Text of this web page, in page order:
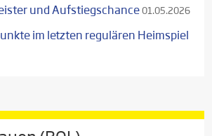
und Aufstiegschance01.05.2026
im letzten regulären Heimspiel